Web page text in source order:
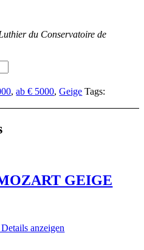
du Conservatoire de
,ab € 5000,Geige Tags:
GEIGE
Details anzeigen